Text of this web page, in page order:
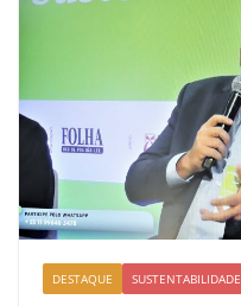
DESTAQUE SUSTENTABILIDADE